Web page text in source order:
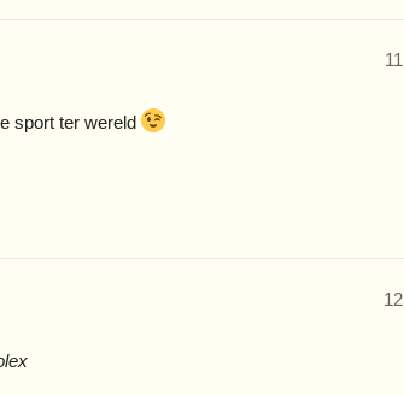
11
sport ter wereld
12